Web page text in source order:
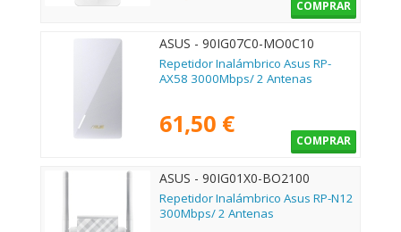
COMPRAR
ASUS - 90IG07C0-MO0C10
Repetidor Inalámbrico Asus RP-
AX58 3000Mbps/ 2 Antenas
61,50 €
COMPRAR
ASUS - 90IG01X0-BO2100
Repetidor Inalámbrico Asus RP-N12
300Mbps/ 2 Antenas